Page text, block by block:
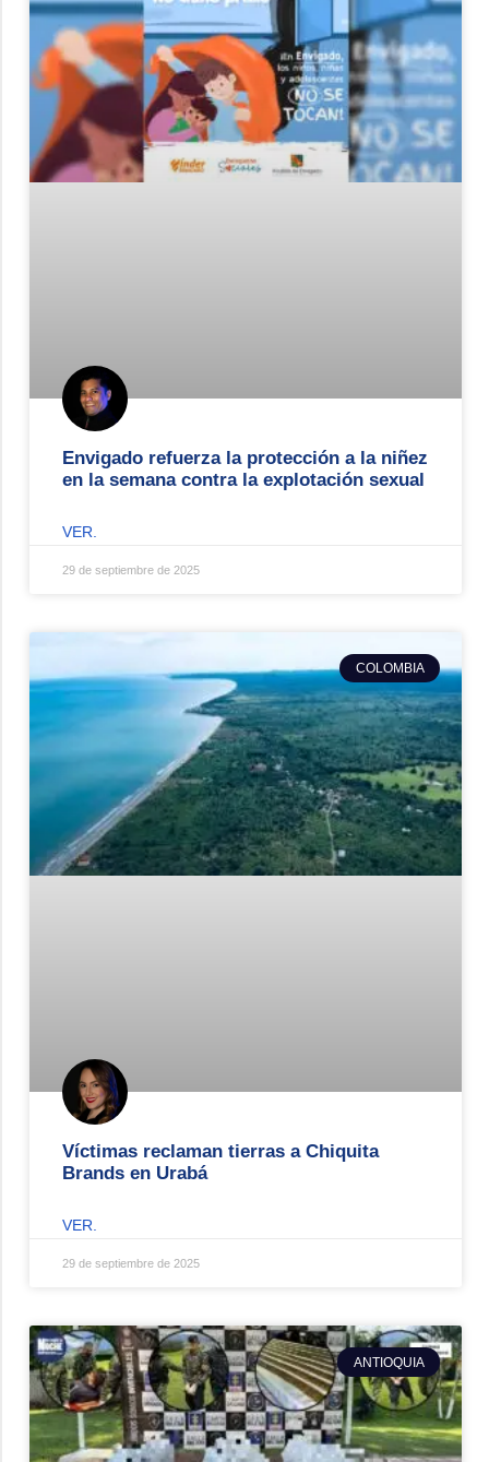
Envigado refuerza la protección a la niñez
en la semana contra la explotación sexual
VER.
29 de septiembre de 2025
COLOMBIA
Víctimas reclaman tierras a Chiquita
Brands en Urabá
VER.
29 de septiembre de 2025
ANTIOQUIA